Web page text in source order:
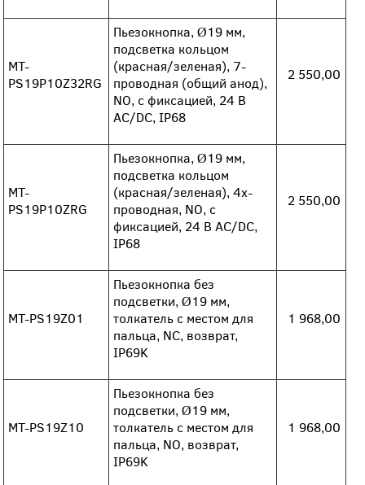
MT-
PS19P10Z32RG
Пьезокнопка, Ø19 мм,
подсветка кольцом
(красная/зеленая), 7-
проводная (общий анод),
NO, с фиксацией, 24 В
AC/DC, IP68
2 550,00
MT-
PS19P10ZRG
Пьезокнопка, Ø19 мм,
подсветка кольцом
(красная/зеленая), 4х-
проводная, NO, с
фиксацией, 24 В AC/DC,
IP68
2 550,00
MT-PS19Z01
Пьезокнопка без
подсветки, Ø19 мм,
толкатель с местом для
пальца, NC, возврат,
IP69K
1 968,00
MT-PS19Z10
Пьезокнопка без
подсветки, Ø19 мм,
толкатель с местом для
пальца, NO, возврат,
IP69K
1 968,00